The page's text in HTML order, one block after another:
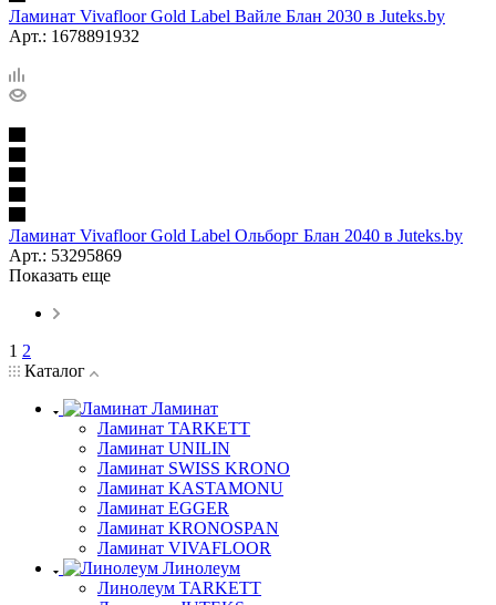
Ламинат Vivafloor Gold Label Вайле Блан 2030 в Juteks.by
Арт.: 1678891932
Ламинат Vivafloor Gold Label Ольборг Блан 2040 в Juteks.by
Арт.: 53295869
Показать еще
1 2
Каталог
Ламинат
Ламинат TARKETT
Ламинат UNILIN
Ламинат SWISS KRONO
Ламинат KASTAMONU
Ламинат EGGER
Ламинат KRONOSPAN
Ламинат VIVAFLOOR
Линолеум
Линолеум TARKETT